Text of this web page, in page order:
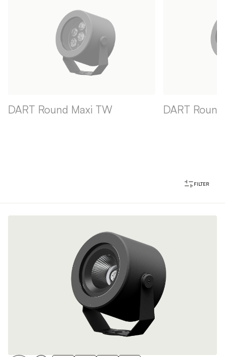
DART Round Maxi TW DART
FILTER